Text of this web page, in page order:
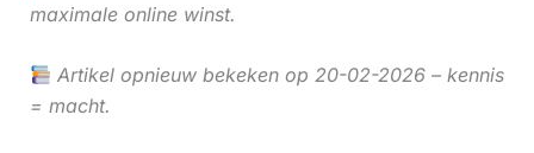
maximale online winst.
Artikel opnieuw bekeken op 20-02-2026 – kennis
= macht.